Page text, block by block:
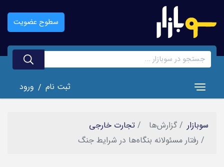
اصلی
سطوح عضویت
Toggle navigation ثبت نام / ورود
سوبازار گزارش‌ها
تجارت خارجی
رفتار مسئولانه بنگاه‌ها در شرایط جنگ